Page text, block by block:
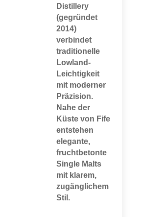
Distillery
(gegründet
2014)
verbindet
traditionelle
Lowland-
Leichtigkeit
mit moderner
Präzision.
Nahe der
Küste von Fife
entstehen
elegante,
fruchtbetonte
Single Malts
mit klarem,
zugänglichem
Stil.